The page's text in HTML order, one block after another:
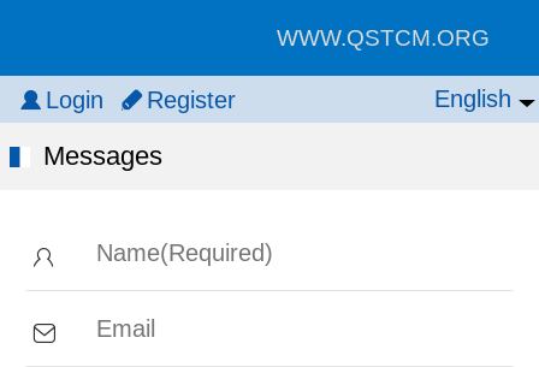
WWW.QSTCM.ORG
Login Register English
English
Messages